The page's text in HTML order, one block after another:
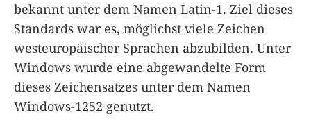
bekannt unter dem Namen Latin-1. Ziel dieses
Standards war es, möglichst viele Zeichen
westeuropäischer Sprachen abzubilden. Unter
Windows wurde eine abgewandelte Form
dieses Zeichensatzes unter dem Namen
Windows-1252 genutzt.